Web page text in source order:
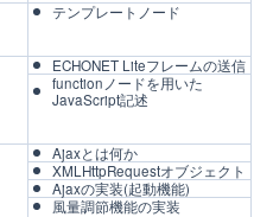
テンプレートノード
ECHONET Liteフレームの送信
functionノードを用いた
JavaScript記述
Ajaxとは何か
XMLHttpRequestオブジェクト
Ajaxの実装(起動機能)
風量調節機能の実装